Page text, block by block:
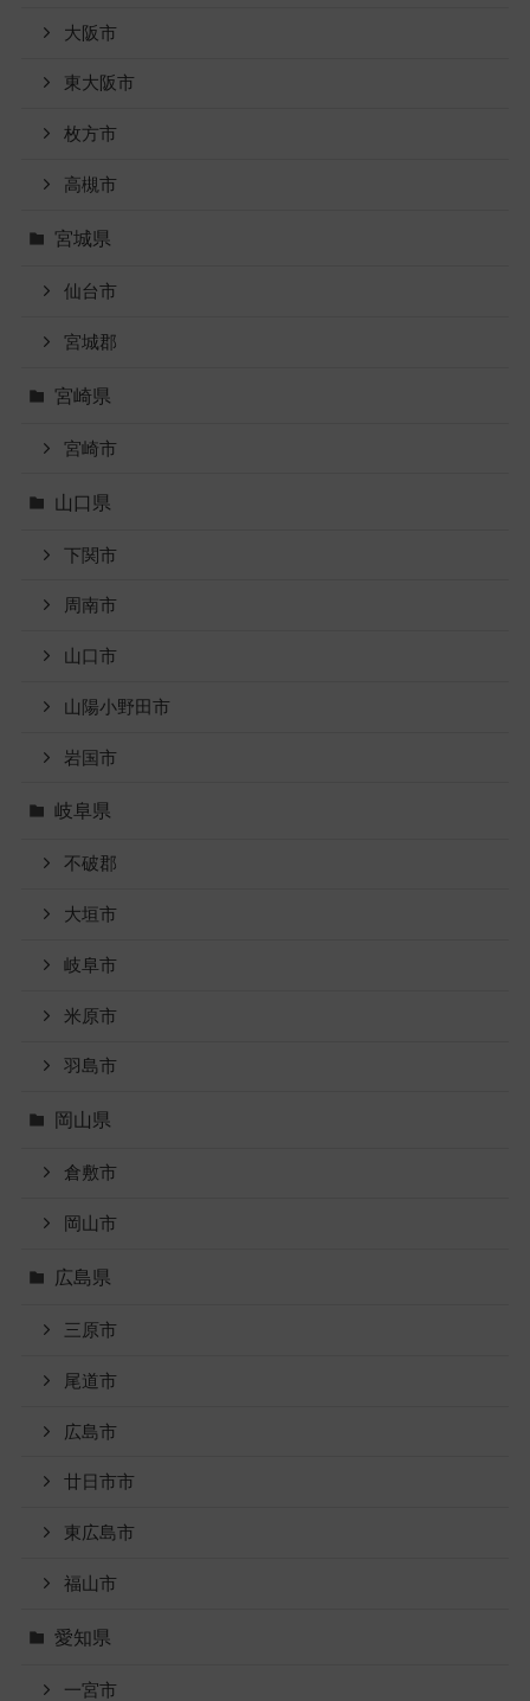
大阪市
東大阪市
枚方市
高槻市
宮城県
仙台市
宮城郡
宮崎県
宮崎市
山口県
下関市
周南市
山口市
山陽小野田市
岩国市
岐阜県
不破郡
大垣市
岐阜市
米原市
羽島市
岡山県
倉敷市
岡山市
広島県
三原市
尾道市
広島市
廿日市市
東広島市
福山市
愛知県
一宮市